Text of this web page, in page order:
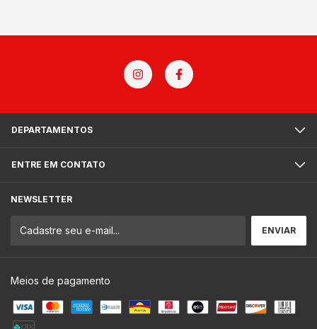
DEPARTAMENTOS
ENTRE EM CONTATO
NEWSLETTER
Meios de pagamento